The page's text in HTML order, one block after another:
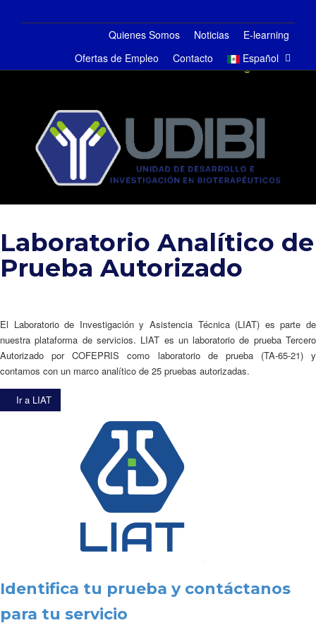
Quienes Somos Noticias
E-learning
Ofertas de Empleo
Contacto Español
Laboratorio Analítico de
Prueba Autorizado
El Laboratorio de Investigación y Asistencia Técnica (LIAT) es parte de
nuestra plataforma de servicios. LIAT es un laboratorio de prueba Tercero
Autorizado por COFEPRIS como laboratorio de prueba (TA-65-21) y
contamos con un marco analítico de 25 pruebas autorizadas.
Ir a LIAT
Identifica tu prueba y contáctanos
para tu servicio